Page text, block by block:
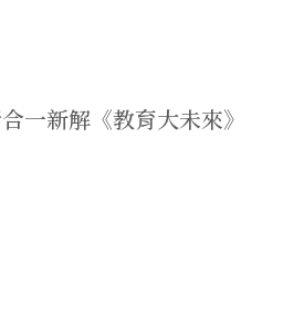
一新解《教育大未來》